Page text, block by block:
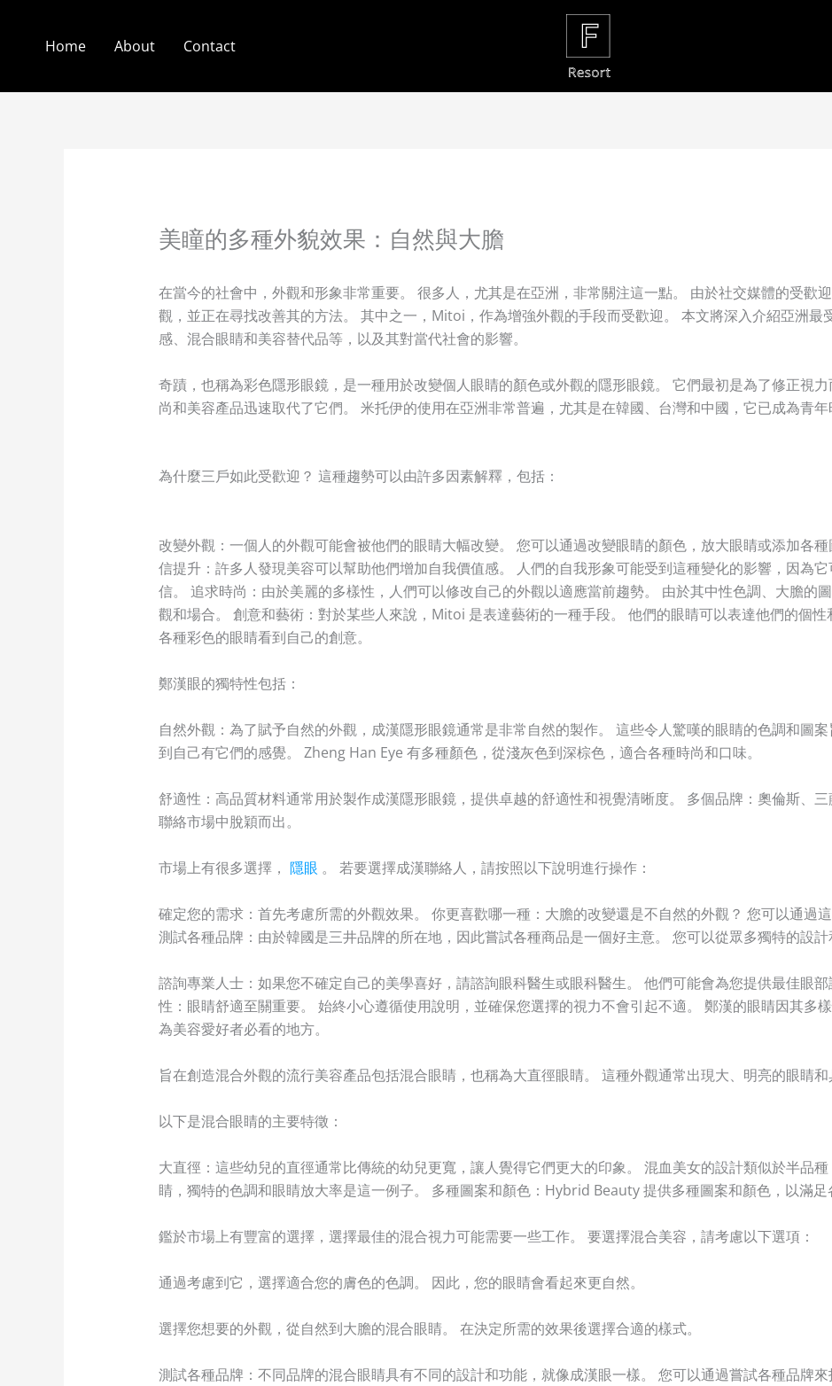
content
Home About Contact
美瞳的多種外貌效果：自然與大膽
在當今的社會中，外觀和形象非常重要。 很多人，尤其是在亞洲，非常關注這一點。 由於社交媒體的受歡
觀，並正在尋找改善其的方法。 其中之一，Mitoi，作為增強外觀的手段而受歡迎。 本文將深入介紹亞洲最
感、混合眼睛和美容替代品等，以及其對當代社會的影響。
奇蹟，也稱為彩色隱形眼鏡，是一種用於改變個人眼睛的顏色或外觀的隱形眼鏡。 它們最初是為了修正視
尚和美容產品迅速取代了它們。 米托伊的使用在亞洲非常普遍，尤其是在韓國、台灣和中國，它已成為青年
為什麼三戶如此受歡迎？ 這種趨勢可以由許多因素解釋，包括：
改變外觀：一個人的外觀可能會被他們的眼睛大幅改變。 您可以通過改變眼睛的顏色，放大眼睛或添加各
信提升：許多人發現美容可以幫助他們增加自我價值感。 人們的自我形象可能受到這種變化的影響，因為
信。 追求時尚：由於美麗的多樣性，人們可以修改自己的外觀以適應當前趨勢。 由於其中性色調、大膽的
觀和場合。 創意和藝術：對於某些人來說，Mitoi 是表達藝術的一種手段。 他們的眼睛可以表達他們的個
各種彩色的眼睛看到自己的創意。
鄭漢眼的獨特性包括：
自然外觀：為了賦予自然的外觀，成漢隱形眼鏡通常是非常自然的製作。 這些令人驚嘆的眼睛的色調和圖
到自己有它們的感覺。 Zheng Han Eye 有多種顏色，從淺灰色到深棕色，適合各種時尚和口味。
舒適性：高品質材料通常用於製作成漢隱形眼鏡，提供卓越的舒適性和視覺清晰度。 多個品牌：奧倫斯、
聯絡市場中脫穎而出。
市場上有很多選擇， 隱眼 。 若要選擇成漢聯絡人，請按照以下說明進行操作：
確定您的需求：首先考慮所需的外觀效果。 你更喜歡哪一種：大膽的改變還是不自然的外觀？ 您可以通過
測試各種品牌：由於韓國是三井品牌的所在地，因此嘗試各種商品是一個好主意。 您可以從眾多獨特的設計
諮詢專業人士：如果您不確定自己的美學喜好，請諮詢眼科醫生或眼科醫生。 他們可能會為您提供最佳眼
性：眼睛舒適至關重要。 始終小心遵循使用說明，並確保您選擇的視力不會引起不適。 鄭漢的眼睛因其多
為美容愛好者必看的地方。
旨在創造混合外觀的流行美容產品包括混合眼睛，也稱為大直徑眼睛。 這種外觀通常出現大、明亮的眼睛和
以下是混合眼睛的主要特徵：
大直徑：這些幼兒的直徑通常比傳統的幼兒更寬，讓人覺得它們更大的印象。 混血美女的設計類似於半品
睛，獨特的色調和眼睛放大率是這一例子。 多種圖案和顏色：Hybrid Beauty 提供多種圖案和顏色，以滿足
鑑於市場上有豐富的選擇，選擇最佳的混合視力可能需要一些工作。 要選擇混合美容，請考慮以下選項：
通過考慮到它，選擇適合您的膚色的色調。 因此，您的眼睛會看起來更自然。
選擇您想要的外觀，從自然到大膽的混合眼睛。 在決定所需的效果後選擇合適的樣式。
測試各種品牌：不同品牌的混合眼睛具有不同的設計和功能，就像成漢眼一樣。 您可以通過嘗試各種品牌來